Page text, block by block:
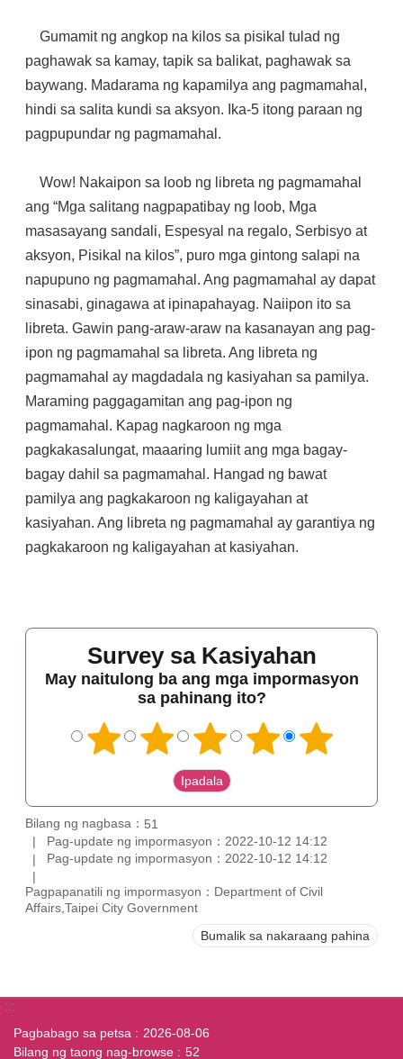
Gumamit ng angkop na kilos sa pisikal tulad ng
paghawak sa kamay, tapik sa balikat, paghawak sa
baywang. Madarama ng kapamilya ang pagmamahal,
hindi sa salita kundi sa aksyon. Ika-5 itong paraan ng
pagpupundar ng pagmamahal.
Wow! Nakaipon sa loob ng libreta ng pagmamahal
ang “Mga salitang nagpapatibay ng loob, Mga
masasayang sandali, Espesyal na regalo, Serbisyo at
aksyon, Pisikal na kilos”, puro mga gintong salapi na
napupuno ng pagmamahal. Ang pagmamahal ay dapat
sinasabi, ginagawa at ipinapahayag. Naiipon ito sa
libreta. Gawin pang-araw-araw na kasanayan ang pag-
ipon ng pagmamahal sa libreta. Ang libreta ng
pagmamahal ay magdadala ng kasiyahan sa pamilya.
Maraming paggagamitan ang pag-ipon ng
pagmamahal. Kapag nagkaroon ng mga
pagkakasalungat, maaaring lumiit ang mga bagay-
bagay dahil sa pagmamahal. Hangad ng bawat
pamilya ang pagkakaroon ng kaligayahan at
kasiyahan. Ang libreta ng pagmamahal ay garantiya ng
pagkakaroon ng kaligayahan at kasiyahan.
Survey sa Kasiyahan
May naitulong ba ang mga impormasyon
sa pahinang ito?
Bilang ng nagbasa： 51
Pag-update ng impormasyon：2022-10-12 14:12
Pag-update ng impormasyon：2022-10-12 14:12
Pagpapanatili ng impormasyon：Department of Civil
Affairs,Taipei City Government
Bumalik sa nakaraang pahina
:::
Pagbabago sa petsa
2026-08-06
Bilang ng taong nag-browse
52